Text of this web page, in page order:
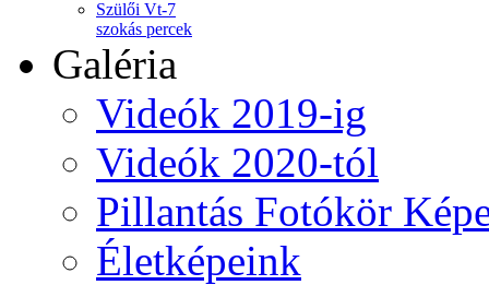
Szülői Vt-7
szokás percek
Galéria
Videók 2019-ig
Videók 2020-tól
Pillantás Fotókör
Életképeink